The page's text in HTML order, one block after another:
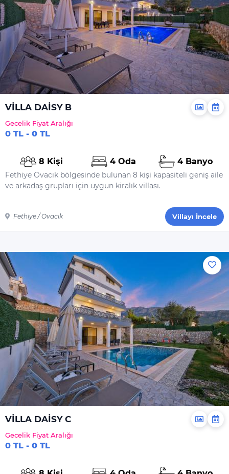
VİLLA DAİSY B
Gecelik Fiyat Aralığı
0 TL - 0 TL
8 Kişi 4 Oda 4 Banyo
Fethiye Ovacık bölgesinde bulunan 8 kişi kapasiteli geniş aile
ve arkadaş grupları için uygun kiralık villası.
Fethiye / Ovacık Villayı İncele
VİLLA DAİSY C
Gecelik Fiyat Aralığı
0 TL - 0 TL